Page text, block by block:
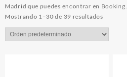
Madrid que puedes encontrar en Booking.
Mostrando 1–30 de 39 resultados